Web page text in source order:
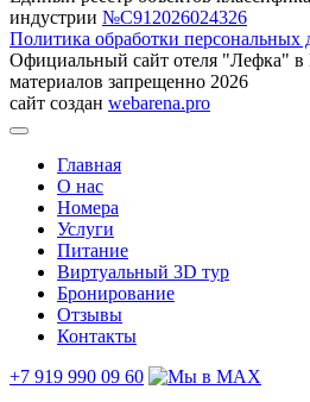
индустрии №С912026024326
Политика обработки персональных
Официальный сайт отеля "Лефка"
материалов запрещенно 2026
сайт создан webarena.pro
Главная
О нас
Номера
Услуги
Питание
Виртуальный 3D тур
Бронирование
Отзывы
Контакты
+7 919 990 09 60